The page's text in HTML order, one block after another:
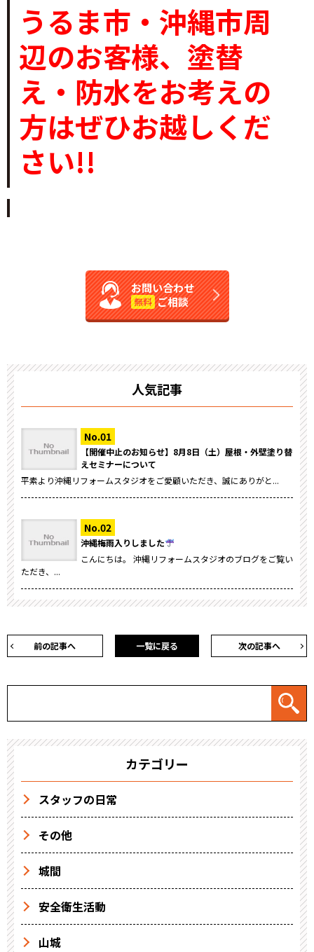
うるま市・沖縄市周
辺のお客様、塗替
え・防水をお考えの
方はぜひお越しくだ
さい!!
お問い合わせ
無料 ご相談
人気記事
【開催中止のお知らせ】8月8日（土）屋根・外壁塗り替
えセミナーについて
平素より沖縄リフォームスタジオをご愛顧いただき、誠にありがと...
沖縄梅雨入りしました
こんにちは。 沖縄リフォームスタジオのブログをご覧い
ただき、...
前の記事へ 次の記事へ
一覧に戻る
カテゴリー
スタッフの日常
その他
城間
安全衛生活動
山城